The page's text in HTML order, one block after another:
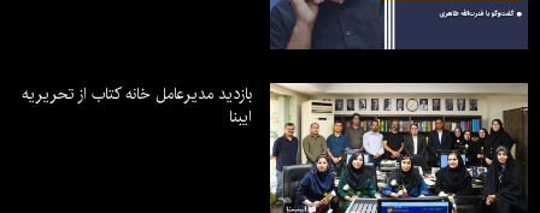
بازدید مدیرعامل خانه کتاب از تحریریه
ایبنا